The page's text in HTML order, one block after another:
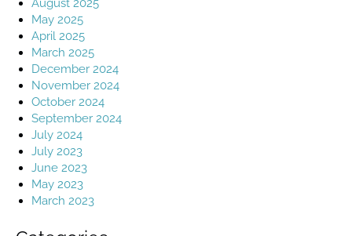
August 2025
May 2025
April 2025
March 2025
December 2024
November 2024
October 2024
September 2024
July 2024
July 2023
June 2023
May 2023
March 2023